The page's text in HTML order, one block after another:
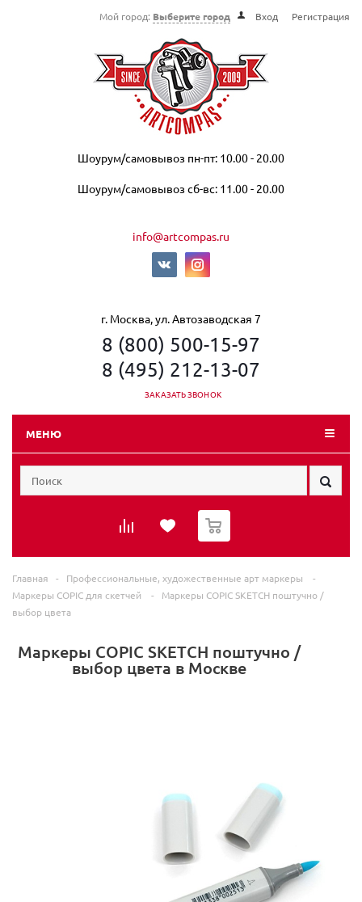
Мой город: Выберите город Вход Регистрация
Шоурум/самовывоз пн-пт: 10.00 - 20.00
Шоурум/самовывоз сб-вс: 11.00 - 20.00
info@artcompas.ru
г. Москва, ул. Автозаводская 7
8 (800) 500-15-97
8 (495) 212-13-07
ЗАКАЗАТЬ ЗВОНОК
МЕНЮ
0
Главная - Профессиональные, художественные арт маркеры
-
Маркеры COPIC для скетчей
-
Маркеры COPIC SKETCH поштучно /
выбор цвета
Маркеры COPIC SKETCH поштучно /
выбор цвета в Москве